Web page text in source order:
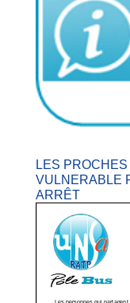
LES
VULNERABLE
ARRÊT